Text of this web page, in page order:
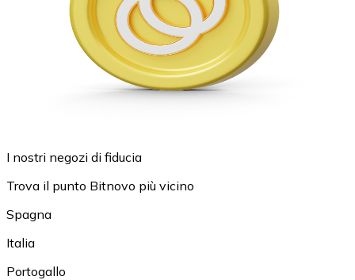
I nostri negozi di fiducia
Trova il punto Bitnovo più vicino
Spagna
Italia
Portogallo